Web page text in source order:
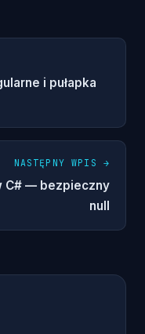
i pułapka
NASTĘPNY WPIS →
C# — bezpieczny
null